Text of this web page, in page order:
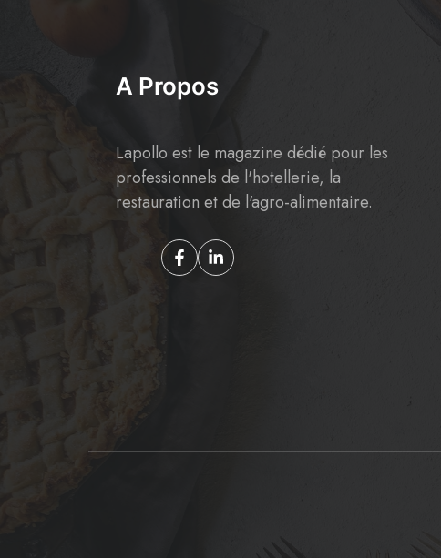
A Propos
Lapollo est le magazine dédié pour les
professionnels de l'hotellerie, la
restauration et de l'agro-alimentaire.